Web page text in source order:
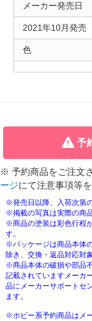
メーカー発売日
2021年10月発売
色
予
※ 予約商品をご注文
ージにて注意事項等
※発売日以降、入荷次第
※掲載の写真は実際の商
※商品の塗装は彩色行程
す。
※パッケージは商品本体
除き、交換・返品対応対
※商品本体の破損や部品
記載されていますメーカ
品にメーカーサポートセ
ます。
※ホビー系予約商品はメ